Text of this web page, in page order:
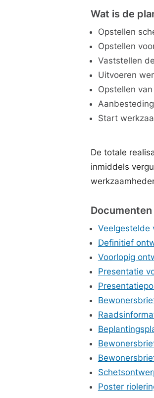
Wat is de
Opstellen
Opstellen
Vaststellen
Uitvoeren
Opstellen
Start
De totale
inmiddels
Documenten
Veelgestelde
Definitief
Voorlopig
Presentatie
Poster